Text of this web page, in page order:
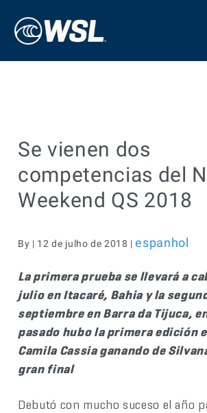
Se vienen dos
competencias del
Weekend QS 2018
By | 12 de julho de 2018 |espanhol
La primera prueba se llevará a
julio en Itacaré, Bahia y la
septiembre en Barra da Tijuca,
pasado hubo la primera edición
Camila Cassia ganando de
gran final
Debutó con mucho suceso el año